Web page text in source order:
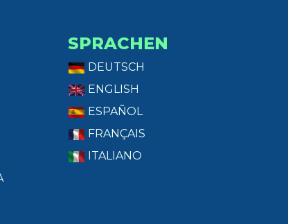
SPRACHEN
DEUTSCH
ENGLISH
ESPAÑOL
FRANÇAIS
ITALIANO